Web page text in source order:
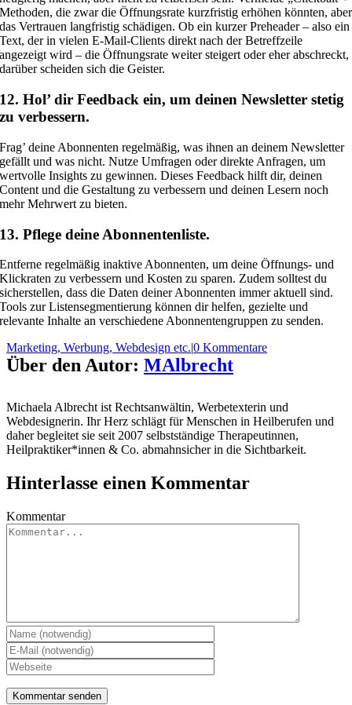
Methoden, die zwar die Öffnungsrate kurzfristig erhöhen könnten, aber
das Vertrauen langfristig schädigen. Ob ein kurzer Preheader – also ein
Text, der in vielen E-Mail-Clients direkt nach der Betreffzeile
angezeigt wird – die Öffnungsrate weiter steigert oder eher abschreckt,
darüber scheiden sich die Geister.
12. Hol’ dir Feedback ein, um deinen Newsletter stetig
zu verbessern.
Frag’ deine Abonnenten regelmäßig, was ihnen an deinem Newsletter
gefällt und was nicht. Nutze Umfragen oder direkte Anfragen, um
wertvolle Insights zu gewinnen. Dieses Feedback hilft dir, deinen
Content und die Gestaltung zu verbessern und deinen Lesern noch
mehr Mehrwert zu bieten.
13. Pflege deine Abonnentenliste.
Entferne regelmäßig inaktive Abonnenten, um deine Öffnungs- und
Klickraten zu verbessern und Kosten zu sparen. Zudem solltest du
sicherstellen, dass die Daten deiner Abonnenten immer aktuell sind.
Tools zur Listensegmentierung können dir helfen, gezielte und
relevante Inhalte an verschiedene Abonnentengruppen zu senden.
Marketing, Werbung, Webdesign etc.|0 Kommentare
Über den Autor: MAlbrecht
Michaela Albrecht ist Rechtsanwältin, Werbetexterin und
Webdesignerin. Ihr Herz schlägt für Menschen in Heilberufen und
daher begleitet sie seit 2007 selbstständige Therapeutinnen,
Heilpraktiker*innen & Co. abmahnsicher in die Sichtbarkeit.
Hinterlasse einen Kommentar
Kommentar